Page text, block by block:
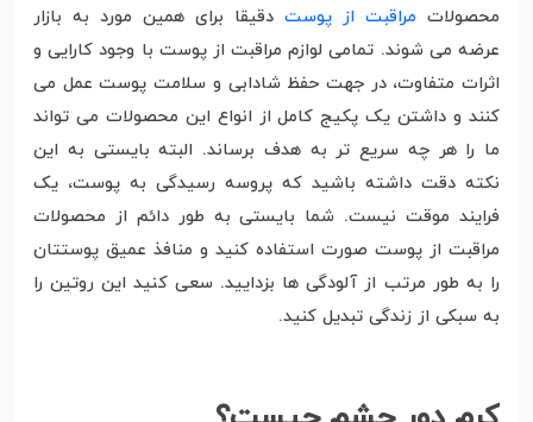
محصولات مراقبت از پوست دقیقا برای همین مورد به بازار
عرضه می شوند. تمامی لوازم مراقبت از پوست با وجود کارایی و
اثرات متفاوت، در جهت حفظ شادابی و سلامت پوست عمل می
کنند و داشتن یک پکیج کامل از انواع این محصولات می تواند
ما را هر چه سریع تر به هدف برساند. البته بایستی به این
نکته دقت داشته باشید که پروسه رسیدگی به پوست، یک
فرایند موقت نیست. شما بایستی به طور دائم از محصولات
مراقبت از پوست صورت استفاده کنید و منافذ عمیق پوستتان
را به طور مرتب از آلودگی ها بزدایید. سعی کنید این روتین را
به سبکی از زندگی تبدیل کنید.